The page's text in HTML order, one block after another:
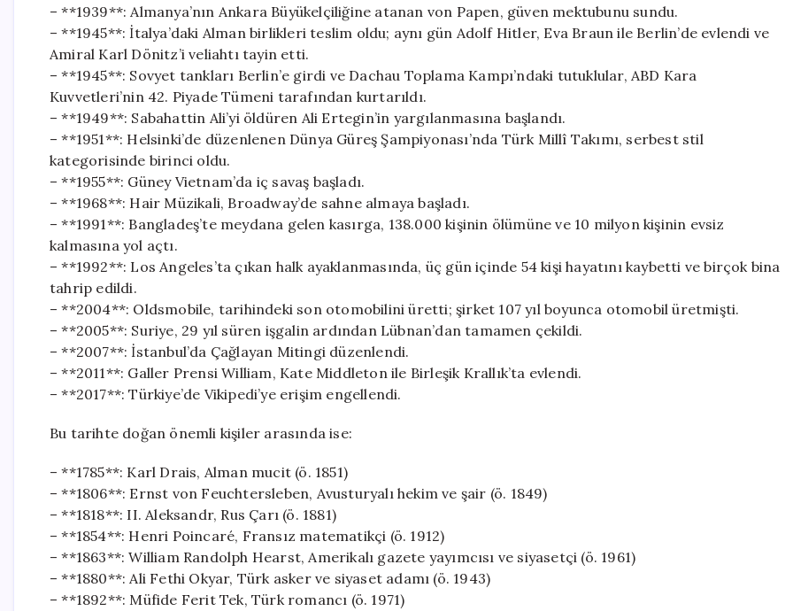
– **1939**: Almanya’nın Ankara Büyükelçiliğine atanan von Papen, güven mektubunu sundu.
– **1945**: İtalya’daki Alman birlikleri teslim oldu; aynı gün Adolf Hitler, Eva Braun ile Berlin’de evlendi ve
Amiral Karl Dönitz’i veliahtı tayin etti.
– **1945**: Sovyet tankları Berlin’e girdi ve Dachau Toplama Kampı’ndaki tutuklular, ABD Kara
Kuvvetleri’nin 42. Piyade Tümeni tarafından kurtarıldı.
– **1949**: Sabahattin Ali’yi öldüren Ali Ertegin’in yargılanmasına başlandı.
– **1951**: Helsinki’de düzenlenen Dünya Güreş Şampiyonası’nda Türk Millî Takımı, serbest stil
kategorisinde birinci oldu.
– **1955**: Güney Vietnam’da iç savaş başladı.
– **1968**: Hair Müzikali, Broadway’de sahne almaya başladı.
– **1991**: Bangladeş’te meydana gelen kasırga, 138.000 kişinin ölümüne ve 10 milyon kişinin evsiz
kalmasına yol açtı.
– **1992**: Los Angeles’ta çıkan halk ayaklanmasında, üç gün içinde 54 kişi hayatını kaybetti ve birçok bina
tahrip edildi.
– **2004**: Oldsmobile, tarihindeki son otomobilini üretti; şirket 107 yıl boyunca otomobil üretmişti.
– **2005**: Suriye, 29 yıl süren işgalin ardından Lübnan’dan tamamen çekildi.
– **2007**: İstanbul’da Çağlayan Mitingi düzenlendi.
– **2011**: Galler Prensi William, Kate Middleton ile Birleşik Krallık’ta evlendi.
– **2017**: Türkiye’de Vikipedi’ye erişim engellendi.
Bu tarihte doğan önemli kişiler arasında ise:
– **1785**: Karl Drais, Alman mucit (ö. 1851)
– **1806**: Ernst von Feuchtersleben, Avusturyalı hekim ve şair (ö. 1849)
– **1818**: II. Aleksandr, Rus Çarı (ö. 1881)
– **1854**: Henri Poincaré, Fransız matematikçi (ö. 1912)
– **1863**: William Randolph Hearst, Amerikalı gazete yayımcısı ve siyasetçi (ö. 1961)
– **1880**: Ali Fethi Okyar, Türk asker ve siyaset adamı (ö. 1943)
– **1892**: Müfide Ferit Tek, Türk romancı (ö. 1971)